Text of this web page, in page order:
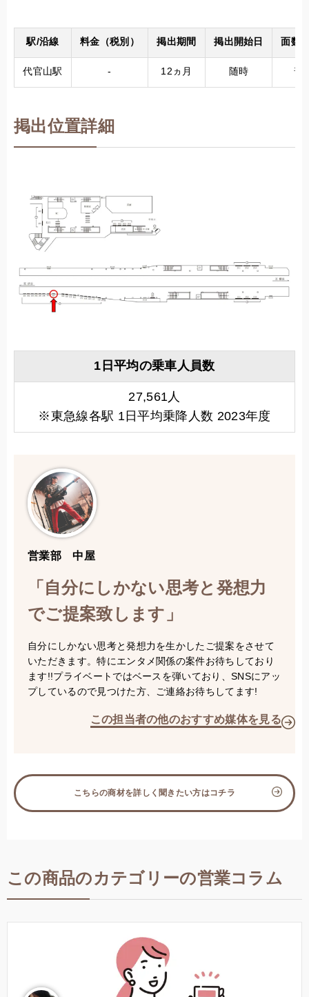
駅/沿線 料金（税別） 掲出期間 掲出開始日 面数/
代官山駅 - 12ヵ月 随時 普
掲出位置詳細
1日平均の乗車人員数
27,561人
※東急線各駅 1日平均乗降人数 2023年度
営業部 中屋
「自分にしかない思考と発想力
でご提案致します」
自分にしかない思考と発想力を生かしたご提案をさせて
いただきます。特にエンタメ関係の案件お待ちしており
ます!!プライベートではベースを弾いており、SNSにアッ
プしているので見つけた方、ご連絡お待ちしてます!
この担当者の他のおすすめ媒体を見る
こちらの商材を詳しく聞きたい方はコチラ
この商品のカテゴリーの営業コラム